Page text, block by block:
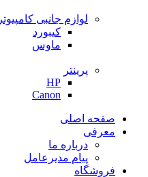
لوازم جانبی کامپیوتر
کیبورد
ماوس
پرینتر
HP
Canon
صفحه اصلی
معرفی
درباره ما
پیام مدیرعامل
فروشگاه